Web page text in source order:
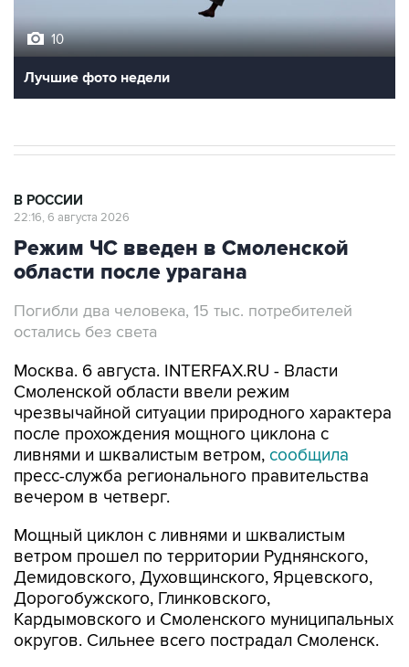
10
Лучшие фото недели
В РОССИИ
22:16, 6 августа 2026
Режим ЧС введен в Смоленской
области после урагана
Погибли два человека, 15 тыс. потребителей
остались без света
Москва. 6 августа. INTERFAX.RU - Власти
Смоленской области ввели режим
чрезвычайной ситуации природного характера
после прохождения мощного циклона с
ливнями и шквалистым ветром, сообщила
пресс-служба регионального правительства
вечером в четверг.
Мощный циклон с ливнями и шквалистым
ветром прошел по территории Руднянского,
Демидовского, Духовщинского, Ярцевского,
Дорогобужского, Глинковского,
Кардымовского и Смоленского муниципальных
округов. Сильнее всего пострадал Смоленск.